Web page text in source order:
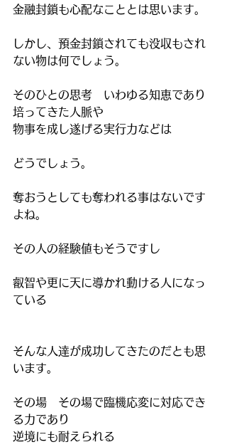
金融封鎖も心配なこととは思います。
しかし、預金封鎖されても没収もされ
ない物は何でしょう。
そのひとの思考　いわゆる知恵であり
培ってきた人脈や
物事を成し遂げる実行力などは
どうでしょう。
奪おうとしても奪われる事はないです
よね。
その人の経験値もそうですし
叡智や更に天に導かれ動ける人になっ
ている
そんな人達が成功してきたのだとも思
います。
その場　その場で臨機応変に対応でき
る力であり
逆境にも耐えられる